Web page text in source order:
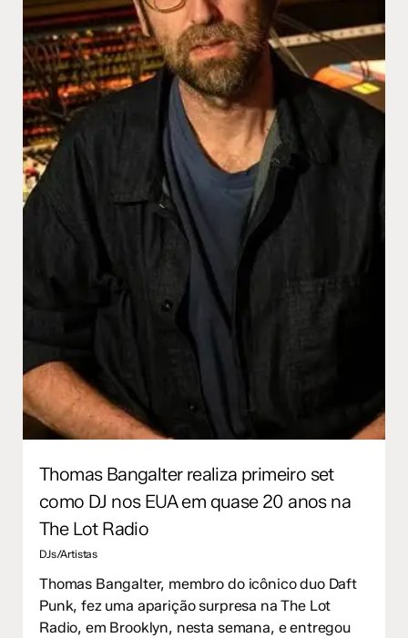
Thomas Bangalter realiza primeiro set
como DJ nos EUA em quase 20 anos na
The Lot Radio
DJs/Artistas
Thomas Bangalter, membro do icônico duo Daft
Punk, fez uma aparição surpresa na The Lot
Radio, em Brooklyn, nesta semana, e entregou